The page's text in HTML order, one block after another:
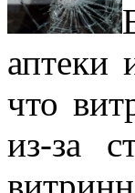
аптеки
что
из-за